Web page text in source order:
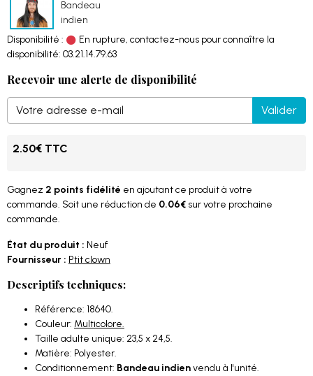
Disponibilité :
En rupture, contactez-nous pour connaître la
disponibilité: 03.21.14.79.63
Recevoir une alerte de disponibilité
Valider
2.50€ TTC
Gagnez 2 points fidélité en ajoutant ce produit à votre
commande. Soit une réduction de 0.06€ sur votre prochaine
commande.
État du produit : Neuf
Fournisseur : Ptit clown
Descriptifs techniques:
Référence: 18640.
Couleur: Multicolore.
Taille adulte unique: 23,5 x 24,5.
Matière: Polyester.
Conditionnement: Bandeau indienvendu à l'unité.